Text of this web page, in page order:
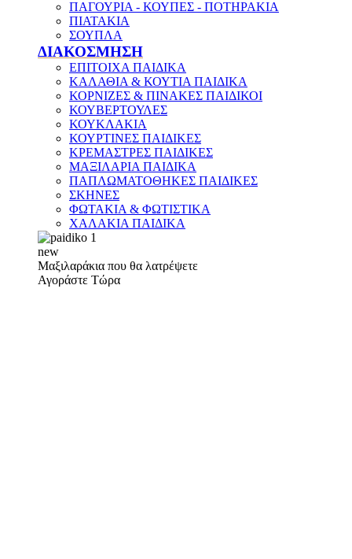
ΠΑΓΟΥΡΙΑ - ΚΟΥΠΕΣ - ΠΟΤΗΡΑΚΙΑ
ΠΙΑΤΑΚΙΑ
ΣΟΥΠΛΑ
ΔΙΑΚΟΣΜΗΣΗ
ΕΠΙΤΟΙΧΑ ΠΑΙΔΙΚΑ
ΚΑΛΑΘΙΑ & ΚΟΥΤΙΑ ΠΑΙΔΙΚΑ
ΚΟΡΝΙΖΕΣ & ΠΙΝΑΚΕΣ ΠΑΙΔΙΚΟΙ
ΚΟΥΒΕΡΤΟΥΛΕΣ
ΚΟΥΚΛΑΚΙΑ
ΚΟΥΡΤΙΝΕΣ ΠΑΙΔΙΚΕΣ
ΚΡΕΜΑΣΤΡΕΣ ΠΑΙΔΙΚΕΣ
ΜΑΞΙΛΑΡΙΑ ΠΑΙΔΙΚΑ
ΠΑΠΛΩΜΑΤΟΘΗΚΕΣ ΠΑΙΔΙΚΕΣ
ΣΚΗΝΕΣ
ΦΩΤΑΚΙΑ & ΦΩΤΙΣΤΙΚΑ
ΧΑΛΑΚΙΑ ΠΑΙΔΙΚΑ
new
Μαξιλαράκια που θα λατρέψετε
Αγοράστε Τώρα